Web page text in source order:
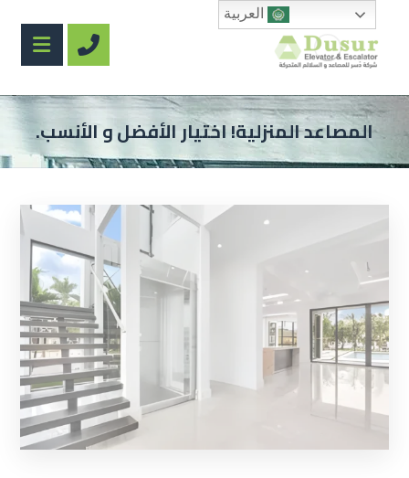
المصاعد المنزلية! اختيار الأفضل و الأنسب.
العربية